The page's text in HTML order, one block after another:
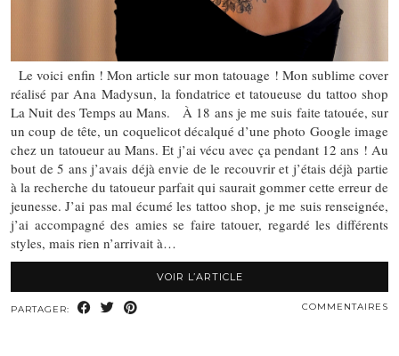
Le voici enfin ! Mon article sur mon tatouage ! Mon sublime cover
réalisé par Ana Madysun, la fondatrice et tatoueuse du tattoo shop
La Nuit des Temps au Mans. À 18 ans je me suis faite tatouée, sur
un coup de tête, un coquelicot décalqué d’une photo Google image
chez un tatoueur au Mans. Et j’ai vécu avec ça pendant 12 ans ! Au
bout de 5 ans j’avais déjà envie de le recouvrir et j’étais déjà partie
à la recherche du tatoueur parfait qui saurait gommer cette erreur de
jeunesse. J’ai pas mal écumé les tattoo shop, je me suis renseignée,
j’ai accompagné des amies se faire tatouer, regardé les différents
styles, mais rien n’arrivait à…
VOIR L’ARTICLE
PARTAGER: COMMENTAIRES